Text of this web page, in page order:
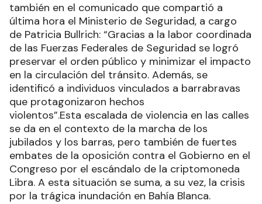
también en el comunicado que compartió a
última hora el Ministerio de Seguridad, a cargo
de Patricia Bullrich: “Gracias a la labor coordinada
de las Fuerzas Federales de Seguridad se logró
preservar el orden público y minimizar el impacto
en la circulación del tránsito. Además, se
identificó a individuos vinculados a barrabravas
que protagonizaron hechos
violentos”.Esta escalada de violencia en las calles
se da en el contexto de la marcha de los
jubilados y los barras, pero también de fuertes
embates de la oposición contra el Gobierno en el
Congreso por el escándalo de la criptomoneda
Libra. A esta situación se suma, a su vez, la crisis
por la trágica inundación en Bahía Blanca.